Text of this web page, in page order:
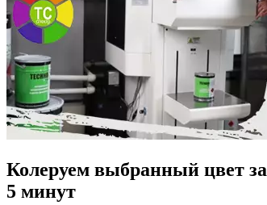
Колеруем выбранный цвет за
5 минут